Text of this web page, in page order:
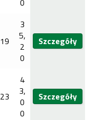
19
3
5,
2
0
Szczegóły
23
4
3,
0
0
Szczegóły